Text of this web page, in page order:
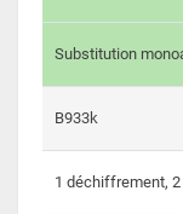
Substitution
B933k
1 déchiffrement,